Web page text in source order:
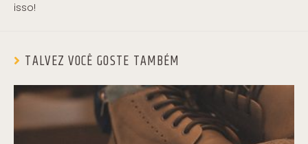
isso!
TALVEZ VOCÊ GOSTE TAMBÉM